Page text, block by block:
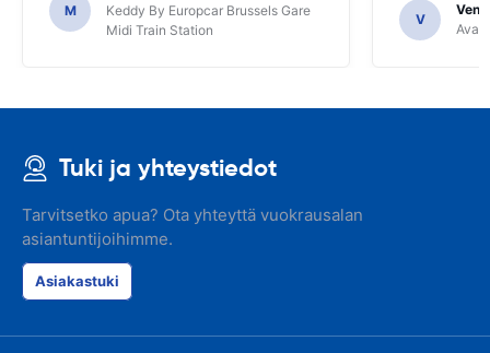
M
Keddy By Europcar Brussels Gare
Midi Train Station
V
Tuki ja yhteystiedot
Tarvitsetko apua? Ota yhteyttä vuokrausalan
asiantuntijoihimme.
Asiakastuki